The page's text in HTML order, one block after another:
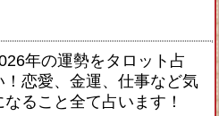
年の運勢をタロット占
！恋愛、金運、仕事など気
なること全て占います！